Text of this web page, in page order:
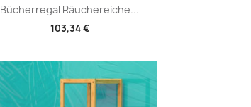
Bücherregal Räuchereiche...
103,34 €
Vorschau